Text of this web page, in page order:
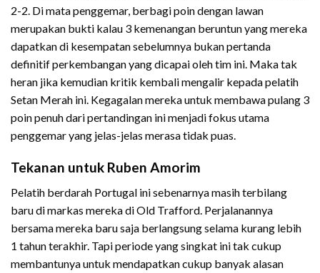
2-2. Di mata penggemar, berbagi poin dengan lawan
merupakan bukti kalau 3 kemenangan beruntun yang mereka
dapatkan di kesempatan sebelumnya bukan pertanda
definitif perkembangan yang dicapai oleh tim ini. Maka tak
heran jika kemudian kritik kembali mengalir kepada pelatih
Setan Merah ini. Kegagalan mereka untuk membawa pulang 3
poin penuh dari pertandingan ini menjadi fokus utama
penggemar yang jelas-jelas merasa tidak puas.
Tekanan untuk Ruben Amorim
Pelatih berdarah Portugal ini sebenarnya masih terbilang
baru di markas mereka di Old Trafford. Perjalanannya
bersama mereka baru saja berlangsung selama kurang lebih
1 tahun terakhir. Tapi periode yang singkat ini tak cukup
membantunya untuk mendapatkan cukup banyak alasan